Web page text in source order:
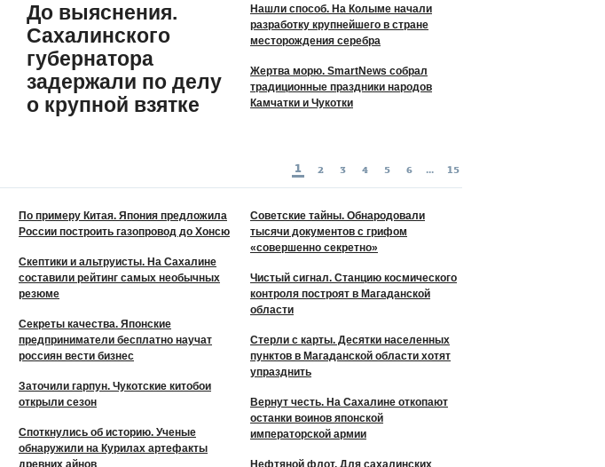
До выяснения.
Сахалинского
губернатора
задержали по делу
о крупной взятке
Нашли способ. На Колыме начали
разработку крупнейшего в стране
месторождения серебра
Жертва морю. SmartNews собрал
традиционные праздники народов
Камчатки и Чукотки
1 2 3 4 5 6 ... 15
По примеру Китая. Япония предложила
России построить газопровод до Хонсю
Скептики и альтруисты. На Сахалине
составили рейтинг самых необычных
резюме
Секреты качества. Японские
предприниматели бесплатно научат
россиян вести бизнес
Заточили гарпун. Чукотские китобои
открыли сезон
Споткнулись об историю. Ученые
обнаружили на Курилах артефакты
древних айнов
Советские тайны. Обнародовали
тысячи документов с грифом
«совершенно секретно»
Чистый сигнал. Станцию космического
контроля построят в Магаданской
области
Стерли с карты. Десятки населенных
пунктов в Магаданской области хотят
упразднить
Вернут честь. На Сахалине откопают
останки воинов японской
императорской армии
Нефтяной флот. Для сахалинских